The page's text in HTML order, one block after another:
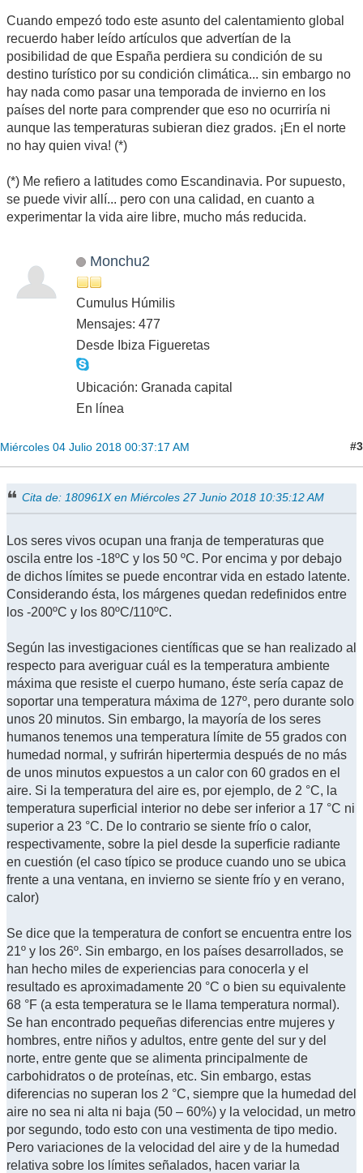
Cuando empezó todo este asunto del calentamiento global
recuerdo haber leído artículos que advertían de la
posibilidad de que España perdiera su condición de su
destino turístico por su condición climática... sin embargo no
hay nada como pasar una temporada de invierno en los
países del norte para comprender que eso no ocurriría ni
aunque las temperaturas subieran diez grados. ¡En el norte
no hay quien viva! (*)
(*) Me refiero a latitudes como Escandinavia. Por supuesto,
se puede vivir allí... pero con una calidad, en cuanto a
experimentar la vida aire libre, mucho más reducida.
Monchu2
Cumulus Húmilis
Mensajes: 477
Desde Ibiza Figueretas
Ubicación: Granada capital
En línea
Miércoles 04 Julio 2018 00:37:17 AM #3
Cita de: 180961X en Miércoles 27 Junio 2018 10:35:12 AM
Los seres vivos ocupan una franja de temperaturas que
oscila entre los -18ºC y los 50 ºC. Por encima y por debajo
de dichos límites se puede encontrar vida en estado latente.
Considerando ésta, los márgenes quedan redefinidos entre
los -200ºC y los 80ºC/110ºC.
Según las investigaciones científicas que se han realizado al
respecto para averiguar cuál es la temperatura ambiente
máxima que resiste el cuerpo humano, éste sería capaz de
soportar una temperatura máxima de 127º, pero durante solo
unos 20 minutos. Sin embargo, la mayoría de los seres
humanos tenemos una temperatura límite de 55 grados con
humedad normal, y sufrirán hipertermia después de no más
de unos minutos expuestos a un calor con 60 grados en el
aire. Si la temperatura del aire es, por ejemplo, de 2 °C, la
temperatura superficial interior no debe ser inferior a 17 °C ni
superior a 23 °C. De lo contrario se siente frío o calor,
respectivamente, sobre la piel desde la superficie radiante
en cuestión (el caso típico se produce cuando uno se ubica
frente a una ventana, en invierno se siente frío y en verano,
calor)
Se dice que la temperatura de confort se encuentra entre los
21º y los 26º. Sin embargo, en los países desarrollados, se
han hecho miles de experiencias para conocerla y el
resultado es aproximadamente 20 °C o bien su equivalente
68 °F (a esta temperatura se le llama temperatura normal).
Se han encontrado pequeñas diferencias entre mujeres y
hombres, entre niños y adultos, entre gente del sur y del
norte, entre gente que se alimenta principalmente de
carbohidratos o de proteínas, etc. Sin embargo, estas
diferencias no superan los 2 °C, siempre que la humedad del
aire no sea ni alta ni baja (50 – 60%) y la velocidad, un metro
por segundo, todo esto con una vestimenta de tipo medio.
Pero variaciones de la velocidad del aire y de la humedad
relativa sobre los límites señalados, hacen variar la